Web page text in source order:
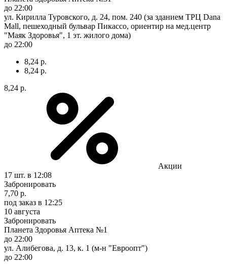
до 22:00
ул. Кирилла Туровского, д. 24, пом. 240 (за зданием ТРЦ Dana
Mall, пешеходный бульвар Пикассо, ориентир на мед.центр
"Маяк Здоровья", 1 эт. жилого дома)
до 22:00
8,24 р.
8,24 р.
8,24 р.
Акции
17 шт. в 12:08
Забронировать
7,70 р.
под заказ в 12:25
10 августа
Забронировать
Планета Здоровья Аптека №1
до 22:00
ул. Алибегова, д. 13, к. 1 (м-н "Евроопт")
до 22:00